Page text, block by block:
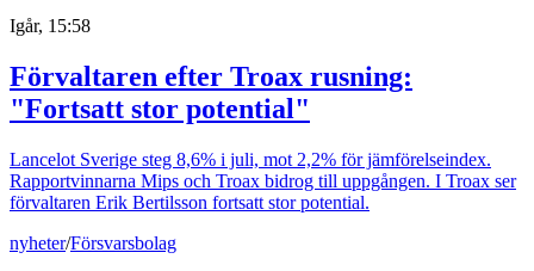
Igår, 15:58
Förvaltaren efter Troax rusning:
"Fortsatt stor potential"
Lancelot Sverige steg 8,6% i juli, mot 2,2% för jämförelseindex.
Rapportvinnarna Mips och Troax bidrog till uppgången. I Troax ser
förvaltaren Erik Bertilsson fortsatt stor potential.
nyheter/Försvarsbolag